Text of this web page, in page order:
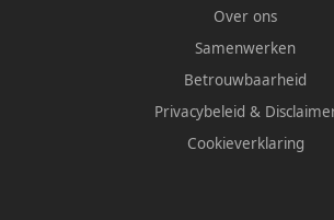
Over ons
Samenwerken
Betrouwbaarheid
Privacybeleid &
Cookieverklaring